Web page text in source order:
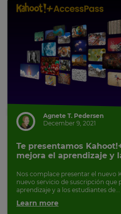
Agnete T. Pedersen
December 9, 2021
Te presentamos
mejora el aprendizaje y
Nos complace presentar el nuevo
nuevo servicio de suscripción que
aprendizaje y a los estudiantes de...
Learn more